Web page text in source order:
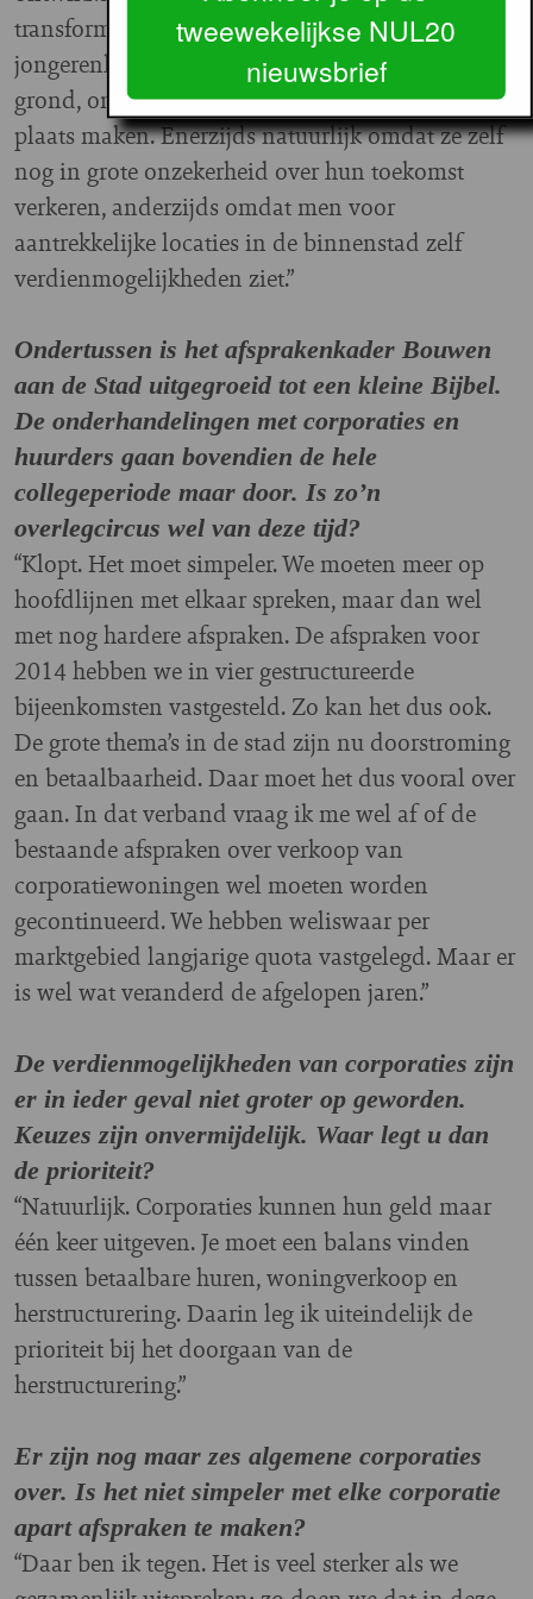
transformatie van zorginstellingen naar
jongerenhuisvesting. Dat komt nog niet van de
grond, omdat de zorginstellingen pas op de
plaats maken. Enerzijds natuurlijk omdat ze zelf
nog in grote onzekerheid over hun toekomst
verkeren, anderzijds omdat men voor
aantrekkelijke locaties in de binnenstad zelf
verdienmogelijkheden ziet.”
Ondertussen is het afsprakenkader Bouwen
aan de Stad uitgegroeid tot een kleine Bijbel.
De onderhandelingen met corporaties en
huurders gaan bovendien de hele
collegeperiode maar door. Is zo’n
overlegcircus wel van deze tijd?
“Klopt. Het moet simpeler. We moeten meer op
hoofdlijnen met elkaar spreken, maar dan wel
met nog hardere afspraken. De afspraken voor
2014 hebben we in vier gestructureerde
bijeenkomsten vastgesteld. Zo kan het dus ook.
De grote thema’s in de stad zijn nu doorstroming
en betaalbaarheid. Daar moet het dus vooral over
gaan. In dat verband vraag ik me wel af of de
bestaande afspraken over verkoop van
corporatiewoningen wel moeten worden
gecontinueerd. We hebben weliswaar per
marktgebied langjarige quota vastgelegd. Maar er
is wel wat veranderd de afgelopen jaren.”
De verdienmogelijkheden van corporaties zijn
er in ieder geval niet groter op geworden.
Keuzes zijn onvermijdelijk. Waar legt u dan
de prioriteit?
“Natuurlijk. Corporaties kunnen hun geld maar
één keer uitgeven. Je moet een balans vinden
tussen betaalbare huren, woningverkoop en
herstructurering. Daarin leg ik uiteindelijk de
prioriteit bij het doorgaan van de
herstructurering.”
Er zijn nog maar zes algemene corporaties
over. Is het niet simpeler met elke corporatie
apart afspraken te maken?
“Daar ben ik tegen. Het is veel sterker als we
tweewekelijkse NUL20
nieuwsbrief